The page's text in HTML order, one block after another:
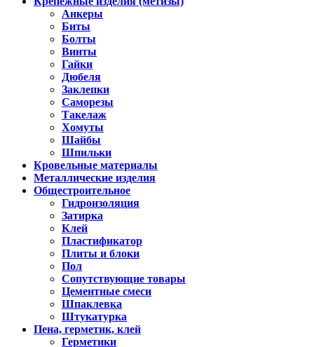
Анкеры
Биты
Болты
Винты
Гайки
Дюбеля
Заклепки
Саморезы
Такелаж
Хомуты
Шайбы
Шпильки
Кровельные материалы
Металлические изделия
Общестроительное
Гидроизоляция
Затирка
Клей
Пластификатор
Плиты и блоки
Пол
Сопутствующие товары
Цементные смеси
Шпаклевка
Штукатурка
Пена, герметик, клей
Герметики